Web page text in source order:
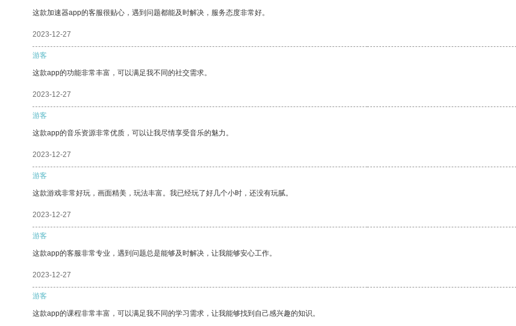
这款加速器app的客服很贴心，遇到问题都能及时解决，服务态度非常好。
2023-12-27
游客
这款app的功能非常丰富，可以满足我不同的社交需求。
2023-12-27
游客
这款app的音乐资源非常优质，可以让我尽情享受音乐的魅力。
2023-12-27
游客
这款游戏非常好玩，画面精美，玩法丰富。我已经玩了好几个小时，还没有玩腻。
2023-12-27
游客
这款app的客服非常专业，遇到问题总是能够及时解决，让我能够安心工作。
2023-12-27
游客
这款app的课程非常丰富，可以满足我不同的学习需求，让我能够找到自己感兴趣的知识。